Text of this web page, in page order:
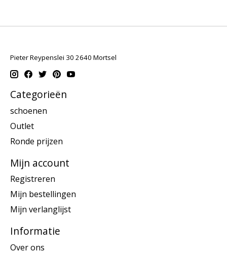
Pieter Reypenslei 30 2640 Mortsel
Categorieën
schoenen
Outlet
Ronde prijzen
Mijn account
Registreren
Mijn bestellingen
Mijn verlanglijst
Informatie
Over ons